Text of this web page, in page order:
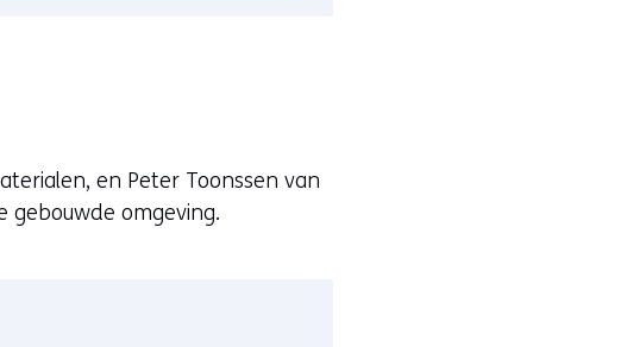
en Peter Toonssen van
gebouwde omgeving.